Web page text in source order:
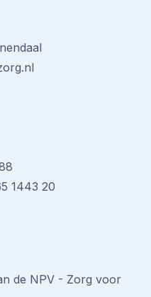
1443 20
de NPV - Zorg voor